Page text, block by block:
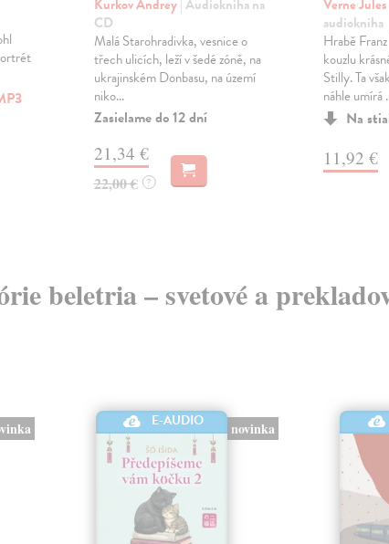
Kurkov Andrey| Audiokniha na
CD
Malá Starohradivka, vesnice o
třech ulicích, leží v šedé zóně, na
ukrajinském Donbasu, na území
niko...
Zasielame do 12 dní
21,34 €
22,00 € ?
Verne Jules
audiokniha
Hrabě
kouzlu
Stilly. Ta
náhle umírá
Na
11,92 €
beletria – svetové a
E-AUDIO novinka